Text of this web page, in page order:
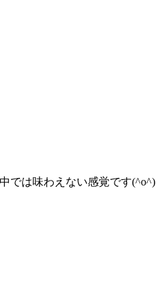
では味わえない感覚です(^o^)